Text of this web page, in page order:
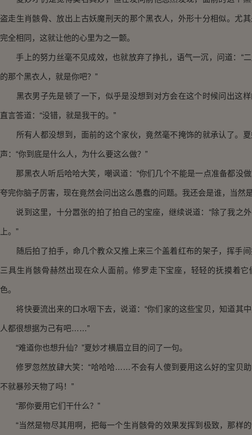
盗走生肖骸骨、放出上古妖魔刑天的那个黑衣人，外形十分相似。尤
完全相同，这就让他的心里为之一颤。
手上的努力丝毫不见成效，也就放弃了挣扎，语气一沉，问道：“二
的那个黑衣人，就是你吧？”
黑衣男子先是顿了一下，似乎是没想到对方会在这个时候问出这样
直言答道：“没错，就是我干的。”
所有人都没想到，面前的这个家伙，竟然毫不掩饰的就承认了。夏
声：“你到底是什么人，为什么要这么做？”
那黑衣人听后哈哈大笑，嘲讽道：“你们几个不能是一点准备都没做
夸完你脑子厉害，现在竟然会问出这么愚蠢的问题。我还会是谁，当
说到这里，十分嚣张的拍了拍自己的宝座，继续说道：“除了我之
上。”
随后拍了拍手，命几个教众又推上来三个盖着红布的架子，挥手间
三具生肖骸骨赫然出现在众人面前。修罗走下宝座，轻轻的抚摸着它
色。
将快要流出来的口水咽下去，说道：“你们家的这些宝贝，知道其中
人都很想据为己有吧……”
“难道你也想升仙？”夏妙才横眉立目的问了一句。
修罗忽然放肆大笑：“哈哈哈……不会有人傻到要用这么好的宝贝助
不就暴殄天物了吗！”
“那你要用它们干什么？”
“当然是物尽其用啊，把每一个生肖骸骨的效果发挥到极致，那样的